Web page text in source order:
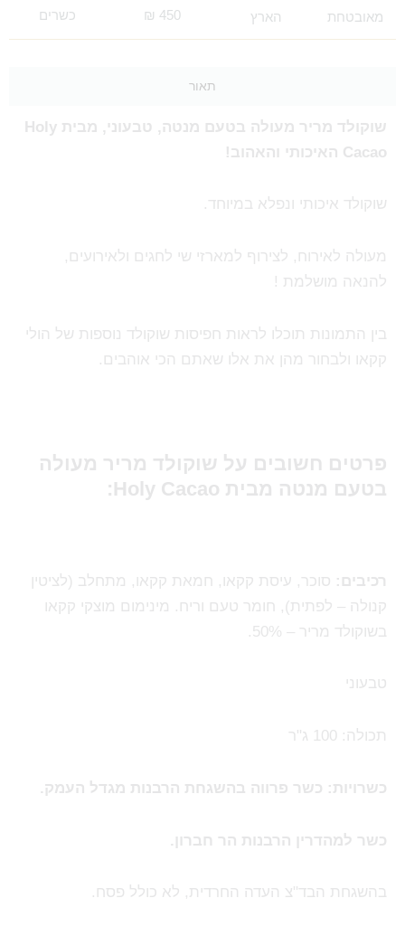
מאובטחת
הארץ
450 ₪
כשרים
תאור
שוקולד מריר מעולה בטעם מנטה, טבעוני, מבית Holy
Cacao האיכותי והאהוב!
שוקולד איכותי ונפלא במיוחד.
מעולה לאירוח, לצירוף למארזי שי לחגים ולאירועים,
להנאה מושלמת !
בין התמונות תוכלו לראות חפיסות שוקולד נוספות של הולי
קקאו ולבחור מהן את אלו שאתם הכי אוהבים.
פרטים חשובים על שוקולד מריר מעולה
בטעם מנטה מבית Holy Cacao :
רכיבים: סוכר, עיסת קקאו, חמאת קקאו, מתחלב (לציטין
קנולה – לפתית), חומר טעם וריח. מינימום מוצקי קקאו
בשוקולד מריר – 50%.
טבעוני
תכולה: 100 ג"ר
כשרויות: כשר פרווה בהשגחת הרבנות מגדל העמק.
כשר למהדרין הרבנות הר חברון.
בהשגחת הבד"צ העדה החרדית, לא כולל פסח.